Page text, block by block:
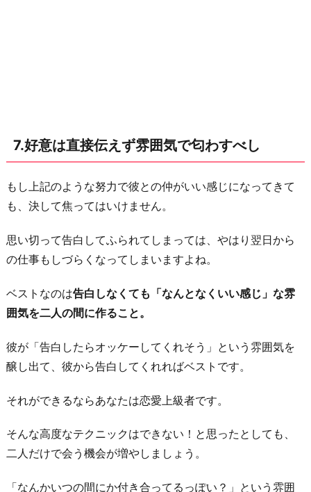
7.好意は直接伝えず雰囲気で匂わすべし
もし上記のような努力で彼との仲がいい感じになってきて
も、決して焦ってはいけません。
思い切って告白してふられてしまっては、やはり翌日から
の仕事もしづらくなってしまいますよね。
ベストなのは告白しなくても「なんとなくいい感じ」な雰
囲気を二人の間に作ること。
彼が「告白したらオッケーしてくれそう」という雰囲気を
醸し出て、彼から告白してくれればベストです。
それができるならあなたは恋愛上級者です。
そんな高度なテクニックはできない！と思ったとしても、
二人だけで会う機会が増やしましょう。
「なんかいつの間にか付き合ってるっぽい？」という雰囲